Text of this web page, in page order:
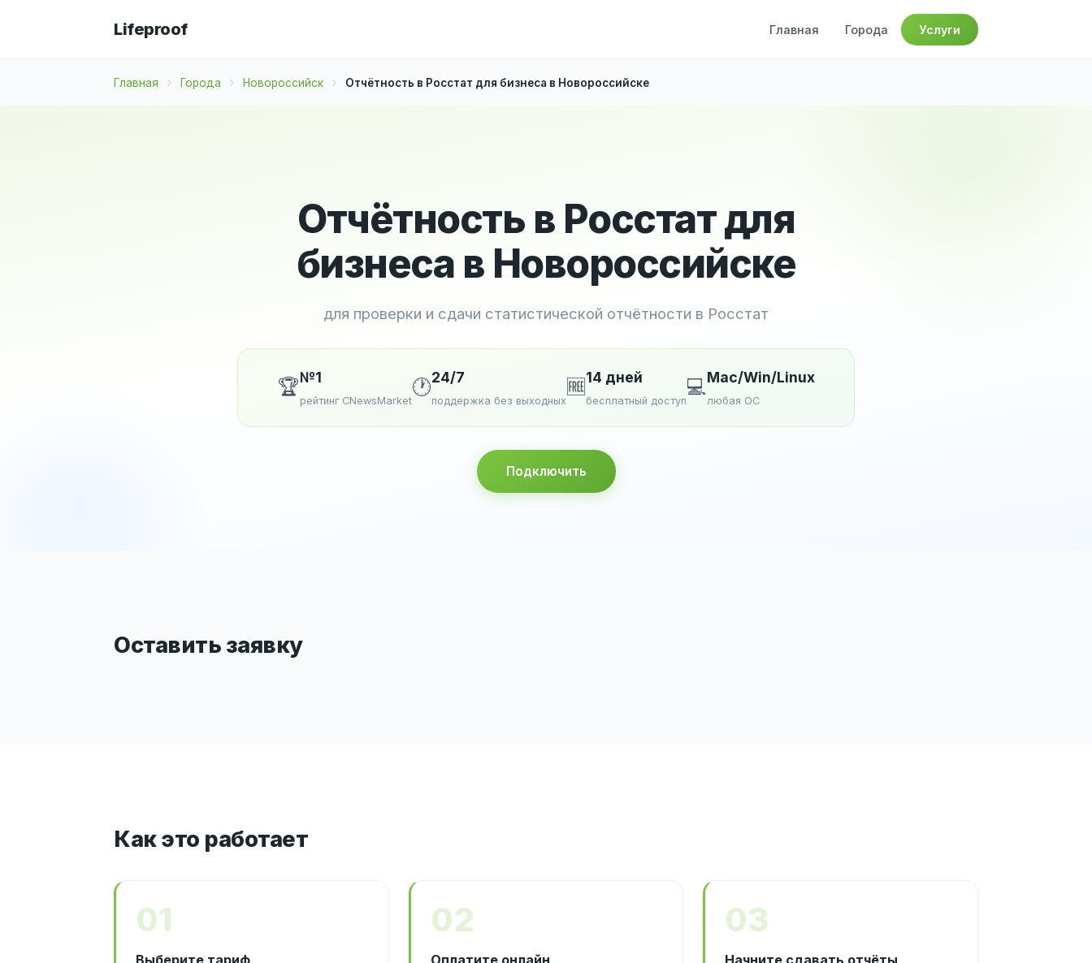
Lifeproof Главная Города Услуги
Главная Города Новороссийск Отчётность в Росстат для бизнеса в Новороссийске
Отчётность в Росстат для
бизнеса в Новороссийске
для проверки и сдачи статистической отчётности в Росстат
🏆№1
рейтинг CNewsMarket
🕐24/7
поддержка без выходных
🆓14 дней
бесплатный доступ
💻Mac/Win/Linux
любая ОС
Подключить
Оставить заявку
Как это работает
01
Выберите тариф
02
Оплатите онлайн
03
Начните сдавать отчёты